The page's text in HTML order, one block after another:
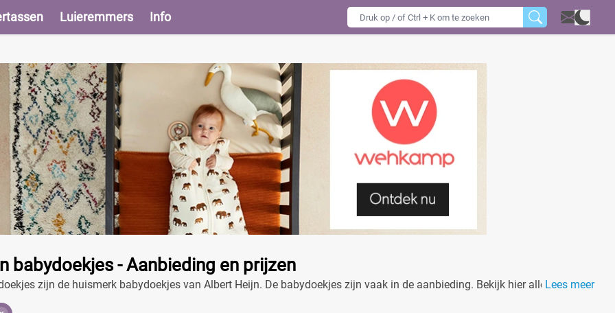
Luieremmers Info
babydoekjes - Aanbieding en prijzen
zijn de huismerk babydoekjes van Albert Heijn. De babydoekjes zijn vaak in de aanbieding. Bekijk hier alle actuele
Lees meer